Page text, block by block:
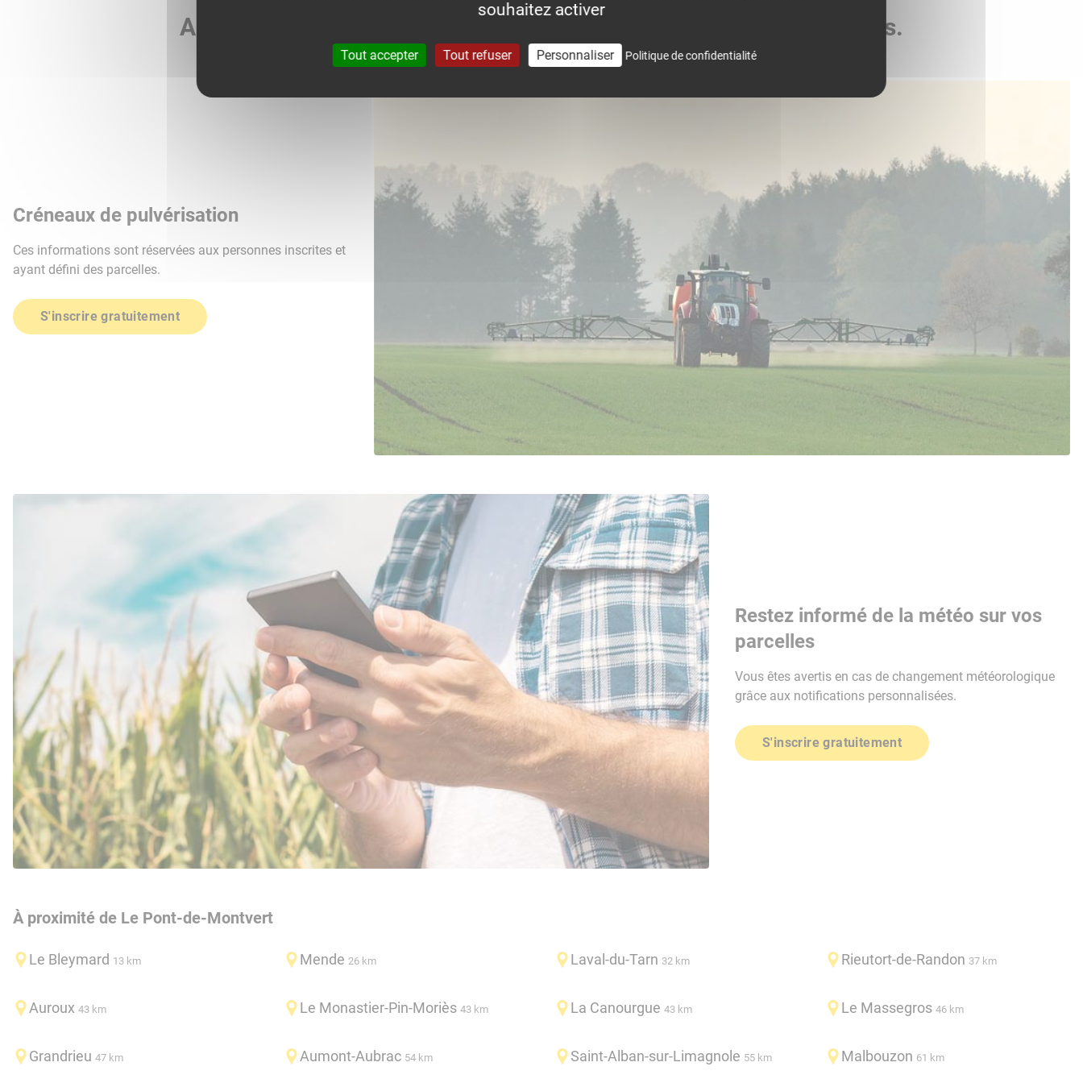
Agri météo vous accompagne dans le suivi météo de vos parcelles.
Créneaux de pulvérisation
Ces informations sont réservées aux personnes inscrites et
ayant défini des parcelles.
S'inscrire gratuitement
Restez informé de la météo sur vos
parcelles
Vous êtes avertis en cas de changement météorologique
grâce aux notifications personnalisées.
S'inscrire gratuitement
À proximité de Le Pont-de-Montvert
Le Bleymard 13 km Mende 26 km Laval-du-Tarn 32 km Rieutort-de-Randon 37 km
Auroux 43 km Le Monastier-Pin-Moriès 43 km La Canourgue 43 km Le Massegros 46 km
Grandrieu 47 km Aumont-Aubrac 54 km Saint-Alban-sur-Limagnole 55 km Malbouzon 61 km
souhaitez activer
Tout accepter Tout refuser Personnaliser Politique de confidentialité